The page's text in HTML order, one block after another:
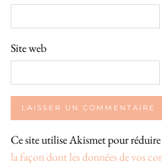
Site web
Ce site utilise Akismet pour réduire
la façon dont les données de vos